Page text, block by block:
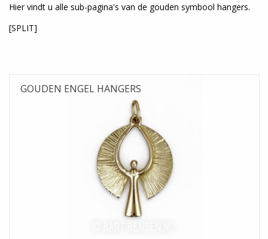
Hier vindt u alle sub-pagina's van de gouden symbool hangers.
[SPLIT]
GOUDEN ENGEL HANGERS